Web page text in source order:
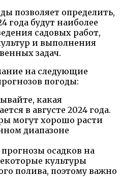
позволяет определить,
года будут наиболее
садовых работ,
и выполнения
задач.
на следующие
погоды:
какая
в августе 2024 года.
могут хорошо расти
диапазоне
осадков на
культуры
полива, поэтому важно